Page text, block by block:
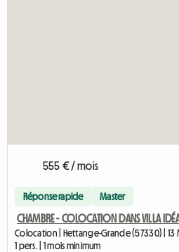
555 € / mois
Réponse rapide Master
CHAMBRE - COLOCATION DANS VILLA
Colocation | Hettange-Grande (57330) | 13
1 pers. | 1 mois minimum